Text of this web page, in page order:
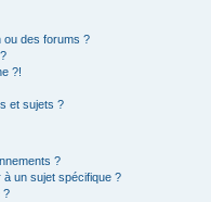
ou des forums ?
?!
et sujets ?
?
à un sujet spécifique ?
?